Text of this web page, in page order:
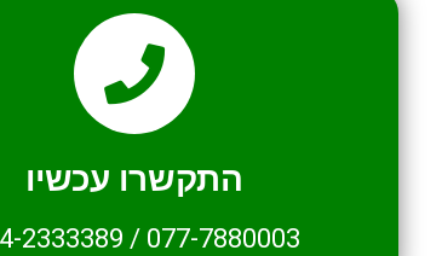
התקשרו עכשיו
077-7880003
/
2333389